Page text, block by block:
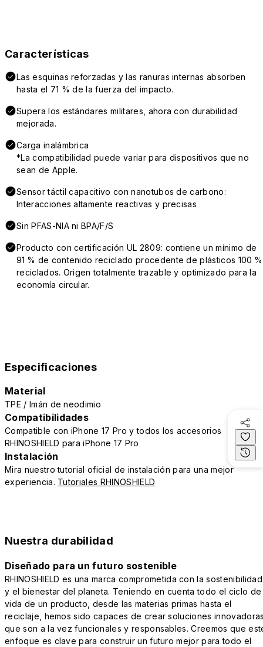
Características
Las esquinas reforzadas y las ranuras internas absorben
hasta el 71 % de la fuerza del impacto.
Supera los estándares militares, ahora con durabilidad
mejorada.
Carga inalámbrica
*La compatibilidad puede variar para dispositivos que no
sean de Apple.
Sensor táctil capacitivo con nanotubos de carbono:
Interacciones altamente reactivas y precisas
Sin PFAS-NIA ni BPA/F/S
Producto con certificación UL 2809: contiene un mínimo de
91 % de contenido reciclado procedente de plásticos 100 %
reciclados. Origen totalmente trazable y optimizado para la
economía circular.
Especificaciones
Material
TPE / Imán de neodimio
Compatibilidades
Compatible con iPhone 17 Pro y todos los accesorios
RHINOSHIELD para iPhone 17 Pro
Instalación
Mira nuestro tutorial oficial de instalación para una mejor
experiencia. Tutoriales RHINOSHIELD
Nuestra durabilidad
Diseñado para un futuro sostenible
RHINOSHIELD es una marca comprometida con la sostenibilidad
y el bienestar del planeta. Teniendo en cuenta todo el ciclo de
vida de un producto, desde las materias primas hasta el
reciclaje, hemos sido capaces de crear soluciones
que son a la vez funcionales y responsables. Creemos que
enfoque es clave para construir un futuro mejor para todo el